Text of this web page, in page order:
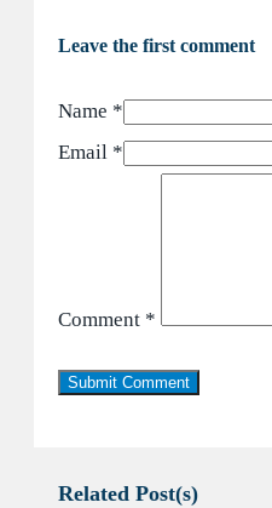
Leave the first comment
Name *
Email *
Comment *
Related Post(s)